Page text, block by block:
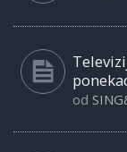
od